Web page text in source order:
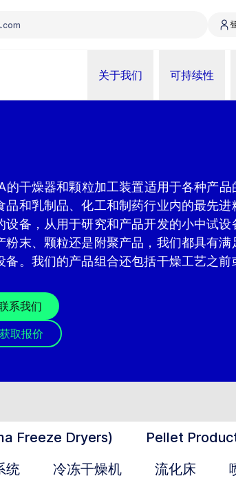
关于我们 可持续性
的干燥器和颗粒加工装置适用于各种产
品和乳制品、化工和制药行业内的最先
设备，从用于研究和产品开发的小中试
粉末、颗粒还是附聚产品，我们都具有
备。我们的产品组合还包括干燥工艺之前
系我们
获取报价
Freeze Dryers)
Pellet
统 冷冻干燥机 流化床